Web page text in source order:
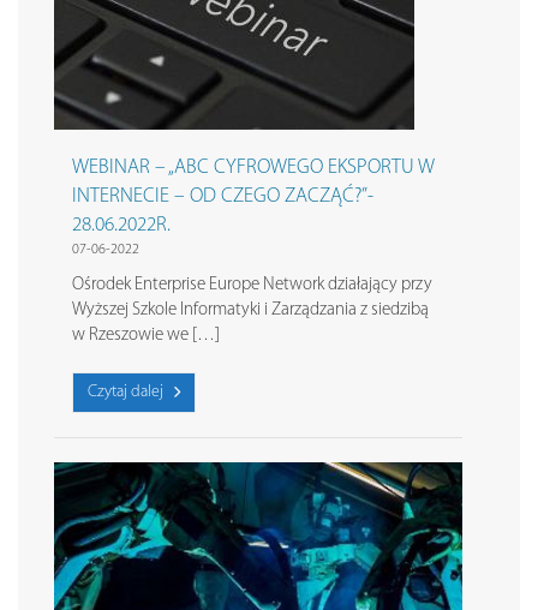
WEBINAR – „ABC CYFROWEGO EKSPORTU W
INTERNECIE – OD CZEGO ZACZĄĆ?”-
28.06.2022R.
07-06-2022
Ośrodek Enterprise Europe Network działający przy
Wyższej Szkole Informatyki i Zarządzania z siedzibą
w Rzeszowie we […]
Czytaj dalej